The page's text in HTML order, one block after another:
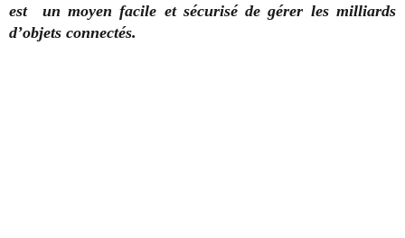
est un moyen facile et sécurisé de gérer les milliards
d’objets connectés.